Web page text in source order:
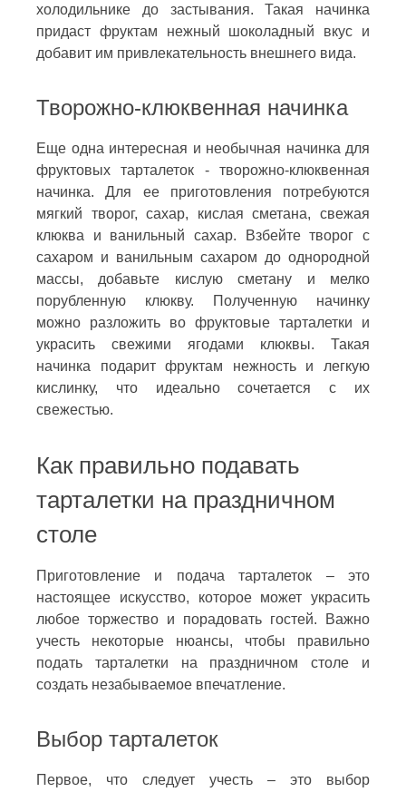
холодильнике до застывания. Такая начинка
придаст фруктам нежный шоколадный вкус и
добавит им привлекательность внешнего вида.
Творожно-клюквенная начинка
Еще одна интересная и необычная начинка для
фруктовых тарталеток - творожно-клюквенная
начинка. Для ее приготовления потребуются
мягкий творог, сахар, кислая сметана, свежая
клюква и ванильный сахар. Взбейте творог с
сахаром и ванильным сахаром до однородной
массы, добавьте кислую сметану и мелко
порубленную клюкву. Полученную начинку
можно разложить во фруктовые тарталетки и
украсить свежими ягодами клюквы. Такая
начинка подарит фруктам нежность и легкую
кислинку, что идеально сочетается с их
свежестью.
Как правильно подавать
тарталетки на праздничном
столе
Приготовление и подача тарталеток – это
настоящее искусство, которое может украсить
любое торжество и порадовать гостей. Важно
учесть некоторые нюансы, чтобы правильно
подать тарталетки на праздничном столе и
создать незабываемое впечатление.
Выбор тарталеток
Первое, что следует учесть – это выбор